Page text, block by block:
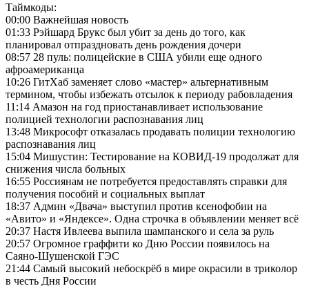
Таймкоды:
00:00 Важнейшая новость
01:33 Рэйшард Брукс был убит за день до того, как
планировал отпраздновать день рождения дочери
08:57 28 пуль: полицейские в США убили еще одного
афроамериканца
10:26 ГитХаб заменяет слово «мастер» альтернативным
термином, чтобы избежать отсылок к периоду рабовладения
11:14 Амазон на год приостанавливает использование
полицией технологии распознавания лиц
13:48 Микрософт отказалась продавать полиции технологию
распознавания лиц
15:04 Мишустин: Тестирование на КОВИД-19 продолжат для
снижения числа больных
16:55 Россиянам не потребуется предоставлять справки для
получения пособий и социальных выплат
18:37 Админ «Двача» выступил против ксенофобии на
«Авито» и «Яндексе». Одна строчка в объявлении меняет всё
20:37 Настя Ивлеева выпила шампанского и села за руль
20:57 Огромное граффити ко Дню России появилось на
Саяно-Шушенской ГЭС
21:44 Самый высокий небоскрёб в мире окрасили в триколор
в честь Дня России